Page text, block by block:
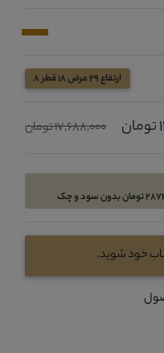
ارتفاع 29 عرض 18 قطر 8
17,688,000 تومان
خود شوید.